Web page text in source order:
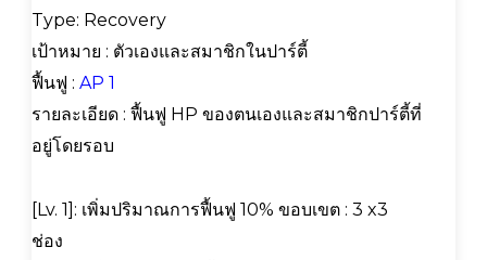
Type: Recovery
เป้าหมาย : ตัวเองและสมาชิกในปาร์ตี้
ฟื้นฟู : AP 1
รายละเอียด : ฟื้นฟู HP ของตนเองและสมาชิกปาร์ตี้ที่
อยู่โดยรอบ
[Lv. 1]: เพิ่มปริมาณการฟื้นฟู 10% ขอบเขต : 3 x3
ช่อง